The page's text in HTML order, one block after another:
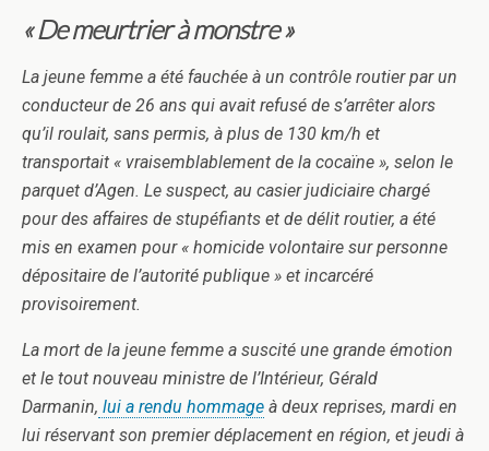
« De meurtrier à monstre »
La jeune femme a été fauchée à un contrôle routier par un
conducteur de 26 ans qui avait refusé de s’arrêter alors
qu’il roulait, sans permis, à plus de 130 km/h et
transportait « vraisemblablement de la cocaïne », selon le
parquet d’Agen. Le suspect, au casier judiciaire chargé
pour des affaires de stupéfiants et de délit routier, a été
mis en examen pour « homicide volontaire sur personne
dépositaire de l’autorité publique » et incarcéré
provisoirement.
La mort de la jeune femme a suscité une grande émotion
et le tout nouveau ministre de l’Intérieur, Gérald
Darmanin, lui a rendu hommage à deux reprises, mardi en
lui réservant son premier déplacement en région, et jeudi à